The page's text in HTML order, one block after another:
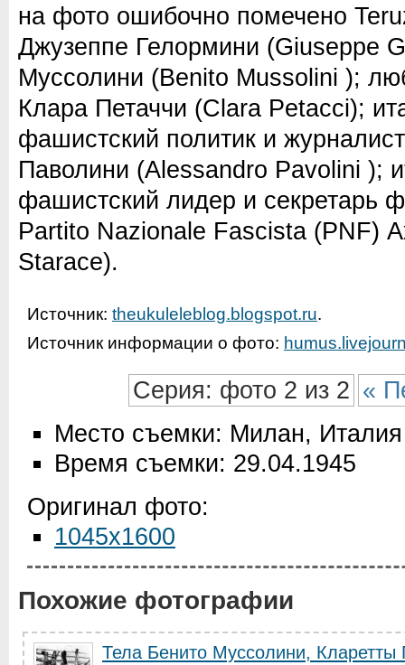
на фото ошибочно помечено
Джузеппе Гелормини (Giuseppe
Муссолини (Benito Mussolini );
Клара Петаччи (Clara Petacci);
фашистский политик и
Паволини (Alessandro Pavolini );
фашистский лидер и секретарь
Partito Nazionale Fascista (PNF)
Starace).
Источник: theukuleleblog.blogspot.ru.
Источник информации о фото:
Серия: фото 2 из 2 «
Место съемки: Милан, Италия
Время съемки: 29.04.1945
Оригинал фото:
1045x1600
Похожие фотографии
Тела Бенито Муссолини, Кларетты